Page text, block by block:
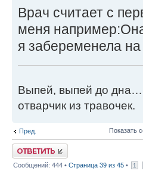
Врач считает с
меня
я забеременела
Выпей, выпей до
отварчик из травочек.
Пред. Показать
Ответить
Сообщений: 444 • Страница 39 из 45 • 1